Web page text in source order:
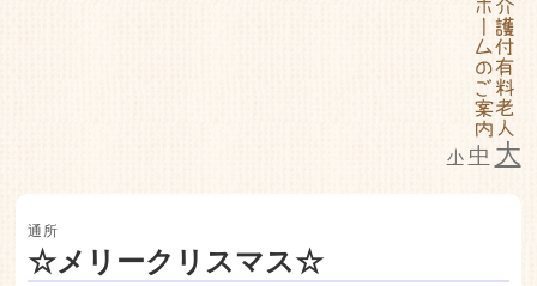
小 中 大
特別養護老人ホーム | 介護付有料
老人ホーム いこいの里
通所
☆メリークリスマス☆